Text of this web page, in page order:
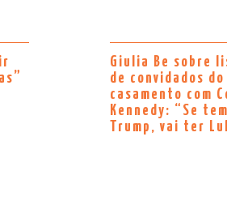
Giulia Be sobre
de convidados do
casamento com
Kennedy: “Se tem
Trump, vai ter